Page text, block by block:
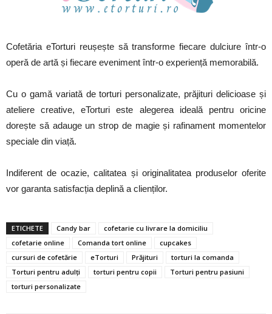
Cofetăria eTorturi reușește să transforme fiecare dulciure într-o
operă de artă și fiecare eveniment într-o experiență memorabilă.
Cu o gamă variată de torturi personalizate, prăjituri delicioase și
ateliere creative, eTorturi este alegerea ideală pentru oricine
dorește să adauge un strop de magie și rafinament momentelor
speciale din viață.
Indiferent de ocazie, calitatea și originalitatea produselor oferite
vor garanta satisfacția deplină a clienților.
ETICHETE Candy bar
cofetarie cu livrare la domiciliu
cofetarie online
Comanda tort online
cupcakes
cursuri de cofetărie
eTorturi Prăjituri
torturi la comanda
Torturi pentru adulți
torturi pentru copii
Torturi pentru pasiuni
torturi personalizate